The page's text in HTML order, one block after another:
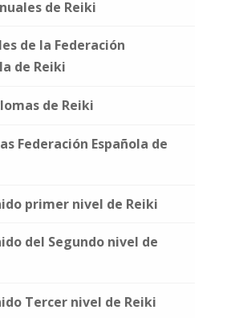
de Reiki
de la Federación
de Reiki
de Reiki
Federación Española de
primer nivel de Reiki
del Segundo nivel de
Tercer nivel de Reiki